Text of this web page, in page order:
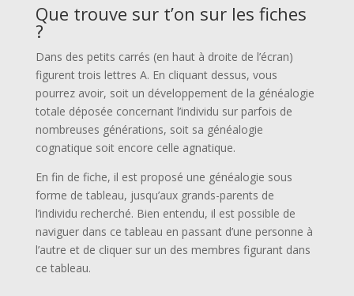
Que trouve sur t’on sur les fiches
?
Dans des petits carrés (en haut à droite de l’écran)
figurent trois lettres A. En cliquant dessus, vous
pourrez avoir, soit un développement de la généalogie
totale déposée concernant l’individu sur parfois de
nombreuses générations, soit sa généalogie
cognatique soit encore celle agnatique.
En fin de fiche, il est proposé une généalogie sous
forme de tableau, jusqu’aux grands-parents de
l’individu recherché. Bien entendu, il est possible de
naviguer dans ce tableau en passant d’une personne à
l’autre et de cliquer sur un des membres figurant dans
ce tableau.